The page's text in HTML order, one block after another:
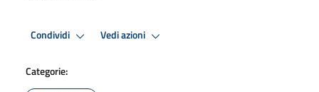
Condividi Vedi azioni
Categorie: